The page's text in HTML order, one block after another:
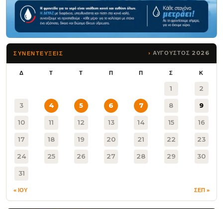
ΣΥΝΕΝΤΕΥΞΕΙΣ ΑΥΓΟΥΣΤΟΣ 2026
Δ Τ Τ Π Π Σ Κ
1 2
3 4 5 6 7 8 9
10 11 12 13 14 15 16
17 18 19 20 21 22 23
24 25 26 27 28 29 30
31
« ΙΟΥ ΣΕΠ »